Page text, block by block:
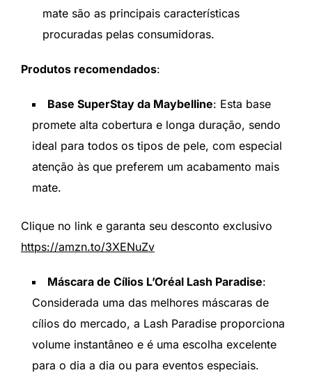
mate são as principais características
procuradas pelas consumidoras.
Produtos recomendados:
Base SuperStay da Maybelline: Esta base
promete alta cobertura e longa duração, sendo
ideal para todos os tipos de pele, com especial
atenção às que preferem um acabamento mais
mate.
Clique no link e garanta seu desconto exclusivo
https://amzn.to/3XENuZv
Máscara de Cílios L’Oréal Lash Paradise:
Considerada uma das melhores máscaras de
cílios do mercado, a Lash Paradise proporciona
volume instantâneo e é uma escolha excelente
para o dia a dia ou para eventos especiais.